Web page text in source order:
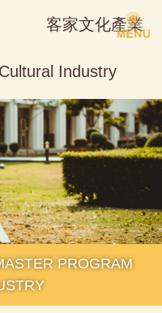
客家文化產業
Industry
PROGRAM